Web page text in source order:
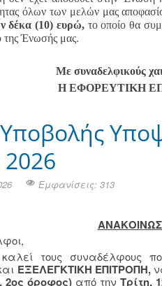
όλων των μελών μας
δέκα (10) ευρώ,το οποίο θα
της Ένωσής μας.
Με συναδελφικούς
Η ΕΦΟΡΕΥΤΙΚΗ
Εμφανίσεις: 313
τους συναδέλφους
ΕΞΕΛΕΓΚΤΙΚΗ ΕΠΙΤΡΟΠΗ,
2ος όροφος)από την Τρίτη,